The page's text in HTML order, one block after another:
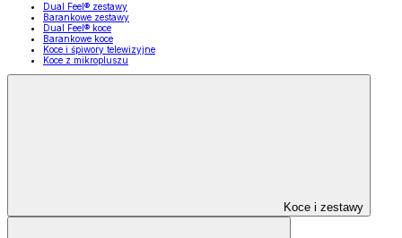
Dual Feel® zestawy
Barankowe zestawy
Dual Feel® koce
Barankowe koce
Koce i śpiwory telewizyjne
Koce z mikropluszu
Koce i zestawy